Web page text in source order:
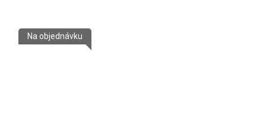
Na objednávku